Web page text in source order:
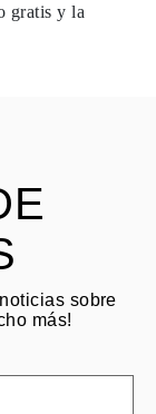
de entrega del
gratis y la
sobre
más!